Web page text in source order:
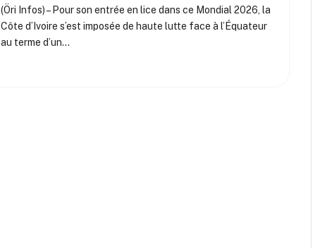
(Öri Infos) – Pour son entrée en lice dans ce Mondial 2026, la
Côte d’Ivoire s’est imposée de haute lutte face à l’Équateur
au terme d’un…